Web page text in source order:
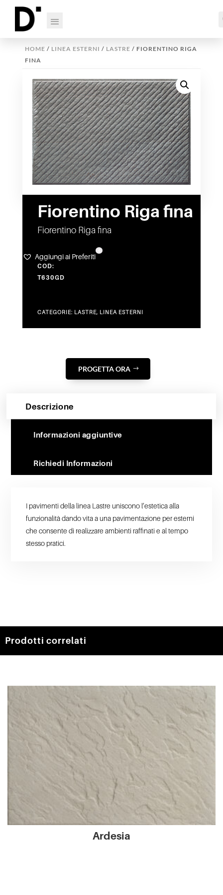
HOME / LINEA ESTERNI / LASTRE / FIORENTINO RIGA
FINA
Fiorentino Riga fina
Fiorentino Riga fina
Aggiungi ai Preferiti
COD:
T630GD
CATEGORIE: LASTRE, LINEA ESTERNI
PROGETTA ORA
Descrizione
Informazioni aggiuntive
Richiedi Informazioni
I pavimenti della linea Lastre uniscono l’estetica alla
funzionalità dando vita a una pavimentazione per esterni
che consente di realizzare ambienti raffinati e al tempo
stesso pratici.
Prodotti correlati
Ardesia